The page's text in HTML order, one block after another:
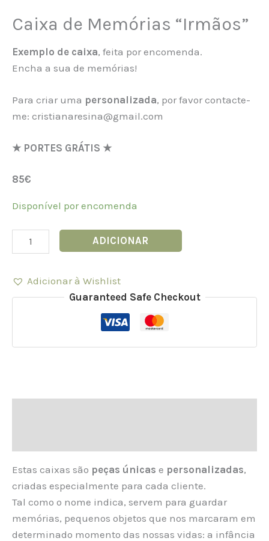
Caixa de Memórias “Irmãos”
Exemplo de caixa, feita por encomenda.
Encha a sua de memórias!
Para criar uma personalizada, por favor contacte-
me: cristianaresina@gmail.com
★ PORTES GRÁTIS ★
85€
Disponível por encomenda
ADICIONAR
Adicionar à Wishlist
Guaranteed Safe Checkout
Estas caixas são peças únicas e personalizadas,
criadas especialmente para cada cliente.
Tal como o nome indica, servem para guardar
memórias, pequenos objetos que nos marcaram em
determinado momento das nossas vidas: a infância